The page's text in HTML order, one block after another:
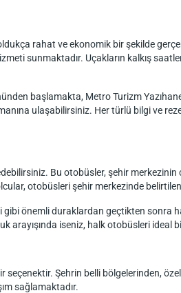
rahat ve ekonomik bir şekilde
sunmaktadır. Uçakların kalkış
başlamakta, Metro Turizm
ulaşabilirsiniz. Her türlü bilgi ve
Bu otobüsler, şehir
otobüsleri şehir merkezinde
önemli duraklardan geçtikten sonra
arayışında iseniz, halk otobüsleri ideal
seçenektir. Şehrin belli bölgelerinden,
sağlamaktadır.